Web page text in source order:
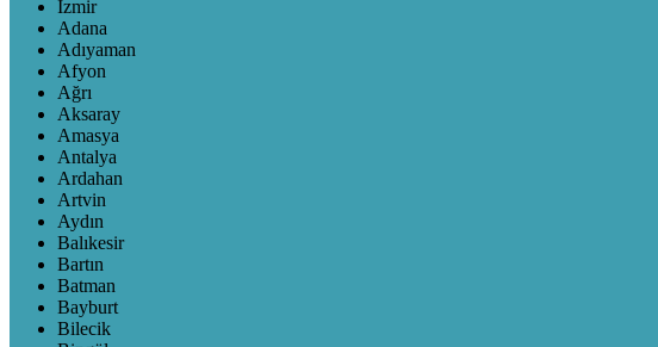
İzmir
Adana
Adıyaman
Afyon
Ağrı
Aksaray
Amasya
Antalya
Ardahan
Artvin
Aydın
Balıkesir
Bartın
Batman
Bayburt
Bilecik